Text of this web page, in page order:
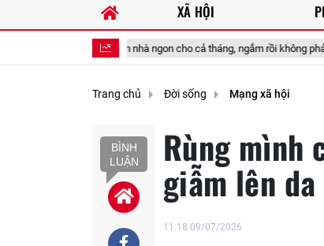
cơm nhà ngon cho cả tháng, ngắm rồi không phải nghĩ hôm nay nấu
XÃ HỘI
Trang chủ Đời sống Mạng xã hội
BÌNH
LUẬN
Rùng mình
giẫm lên
11:18 09/07/2026